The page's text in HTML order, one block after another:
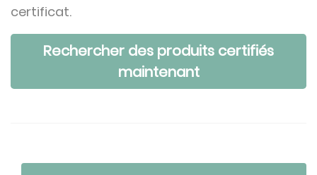
certificat.
Rechercher des produits certifiés
maintenant